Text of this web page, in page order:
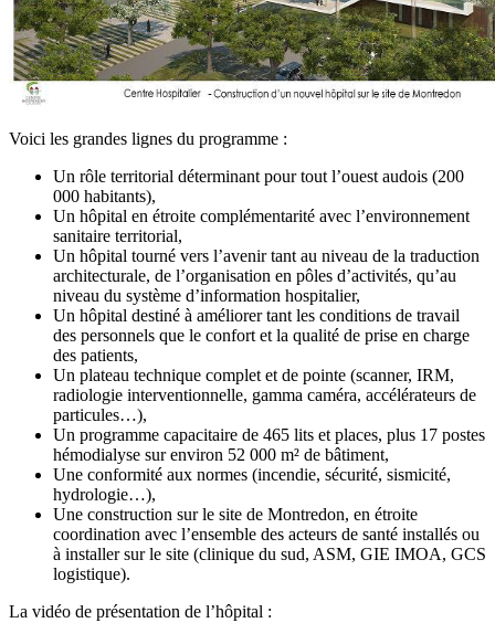
Voici les grandes lignes du programme :
Un rôle territorial déterminant pour tout l’ouest audois (200
000 habitants),
Un hôpital en étroite complémentarité avec l’environnement
sanitaire territorial,
Un hôpital tourné vers l’avenir tant au niveau de la traduction
architecturale, de l’organisation en pôles d’activités, qu’au
niveau du système d’information hospitalier,
Un hôpital destiné à améliorer tant les conditions de travail
des personnels que le confort et la qualité de prise en charge
des patients,
Un plateau technique complet et de pointe (scanner, IRM,
radiologie interventionnelle, gamma caméra, accélérateurs de
particules…),
Un programme capacitaire de 465 lits et places, plus 17 postes
hémodialyse sur environ 52 000 m² de bâtiment,
Une conformité aux normes (incendie, sécurité, sismicité,
hydrologie…),
Une construction sur le site de Montredon, en étroite
coordination avec l’ensemble des acteurs de santé installés ou
à installer sur le site (clinique du sud, ASM, GIE IMOA, GCS
logistique).
La vidéo de présentation de l’hôpital :